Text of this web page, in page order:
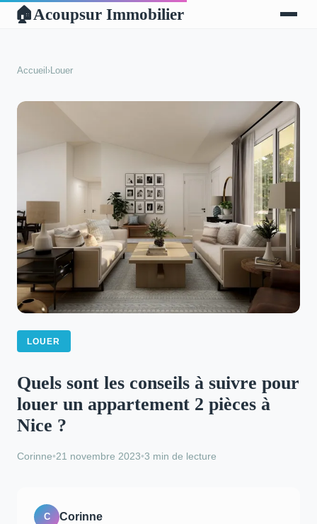
🏠Acoupsur Immobilier
Accueil ›Louer
LOUER
Quels sont les conseils à suivre pour
louer un appartement 2 pièces à
Nice ?
Corinne•21 novembre 2023•3 min de lecture
C Corinne